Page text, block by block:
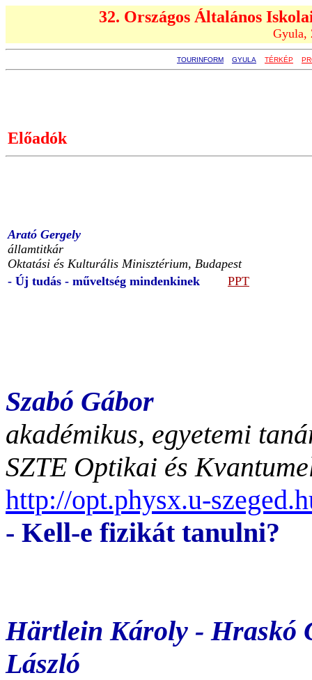
32. Országos Általános
Gyula,
TOURINFORM GYULA TÉRKÉP
Előadók
Arató Gergely
államtitkár
Oktatási és Kulturális Minisztérium, Budapest
- Új tudás - műveltség mindenkinek
PPT
Szabó Gábor
akadémikus, egyetemi
SZTE Optikai és
http://opt.physx.u-
- Kell-e fizikát tanulni?
Härtlein Károly - Hraskó
László